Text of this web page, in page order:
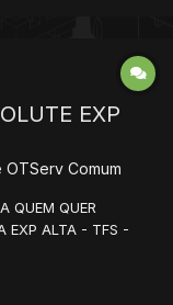
EXP
OTServ Comum
QUEM QUER
EXP ALTA - TFS -
(JOGUINHO
TOC GAME EVENT